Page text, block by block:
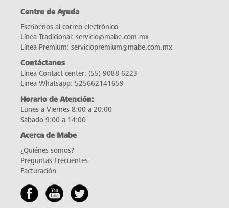
Centro de Ayuda
Escríbenos al correo electrónico
Línea Tradicional: servicio@mabe.com.mx
Línea Premium: serviciopremium@mabe.com.mx
Contáctanos
Línea Contact center: (55) 9088 6223
Línea Whatsapp: 525662141659
Horario de Atención:
Lunes a Viernes 8:00 a 20:00
Sábado 9:00 a 14:00
Acerca de Mabe
¿Quiénes somos?
Preguntas Frecuentes
Facturación